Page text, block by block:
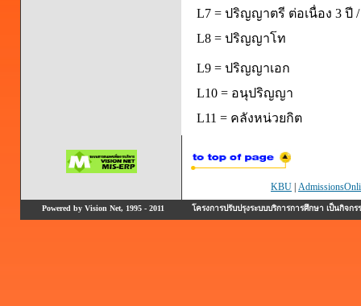
L7 = ปริญญาตรี ต่อเนื่อง 3 ปี
L8 = ปริญญาโท
L9 = ปริญญาเอก
L10 = อนุปริญญา
L11 = คลังหน่วยกิต
KBU
Powered by Vision Net, 1995 - 2011 โครงการปรับปรุงระบบบริการการศึกษา เป็นกิ